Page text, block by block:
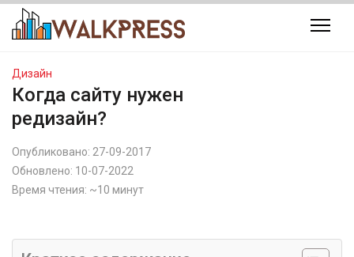
Дизайн
Когда сайту нужен
редизайн?
Опубликовано: 27-09-2017
Обновлено: 10-07-2022
Время чтения: ~10 минут